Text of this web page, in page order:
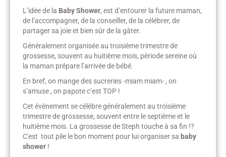
L’idée de la Baby Shower, est d’entourer la future maman,
de l’accompagner, de la conseiller, de la célébrer, de
partager sa joie et bien sûr de la gâter.
Généralement organisée au troisième trimestre de
grossesse, souvent au huitième mois, période sereine où
la maman prépare l’arrivée de bébé.
En bref, on mange des sucreries -miam miam- , on
s’amuse , on papote c’est TOP !
Cet évènement se célèbre généralement au troisième
trimestre de grossesse, souvent entre le septième et le
huitième mois. La grossesse de Steph touche à sa fin !?
C'est tout pile le bon moment pour lui organiser sa baby
shower !